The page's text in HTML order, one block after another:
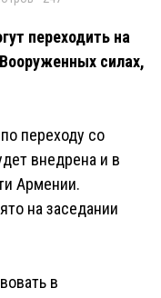
переходить на
силах,
переходу со
внедрена и в
Армении.
на заседании
в